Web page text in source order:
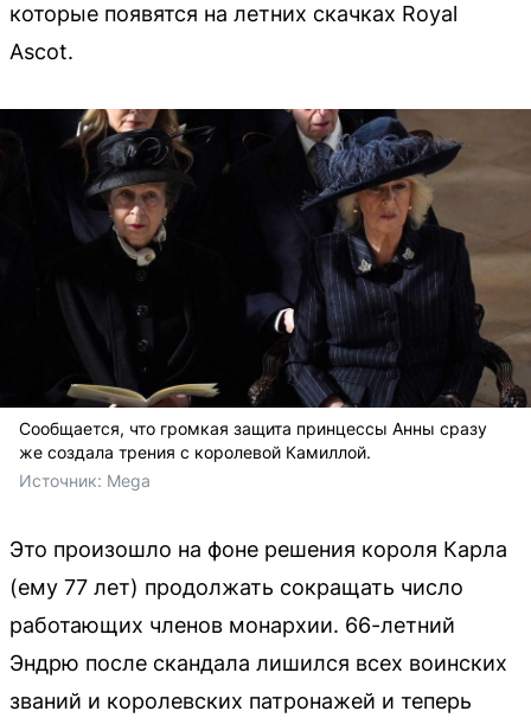
которые появятся на летних скачках Royal
Ascot.
Сообщается, что громкая защита принцессы Анны сразу
же создала трения с королевой Камиллой.
Источник: Mega
Это произошло на фоне решения короля Карла
(ему 77 лет) продолжать сокращать число
работающих членов монархии. 66-летний
Эндрю после скандала лишился всех воинских
званий и королевских патронажей и теперь